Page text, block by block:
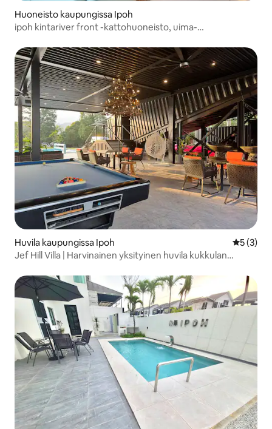
Huoneisto kaupungissa Ipoh
ipoh kintariver front -kattohuoneisto, uima-
Huvila kaupungissa Ipoh
5 (3)
Jef Hill Villa | Harvinainen yksityinen huvila kukkulan